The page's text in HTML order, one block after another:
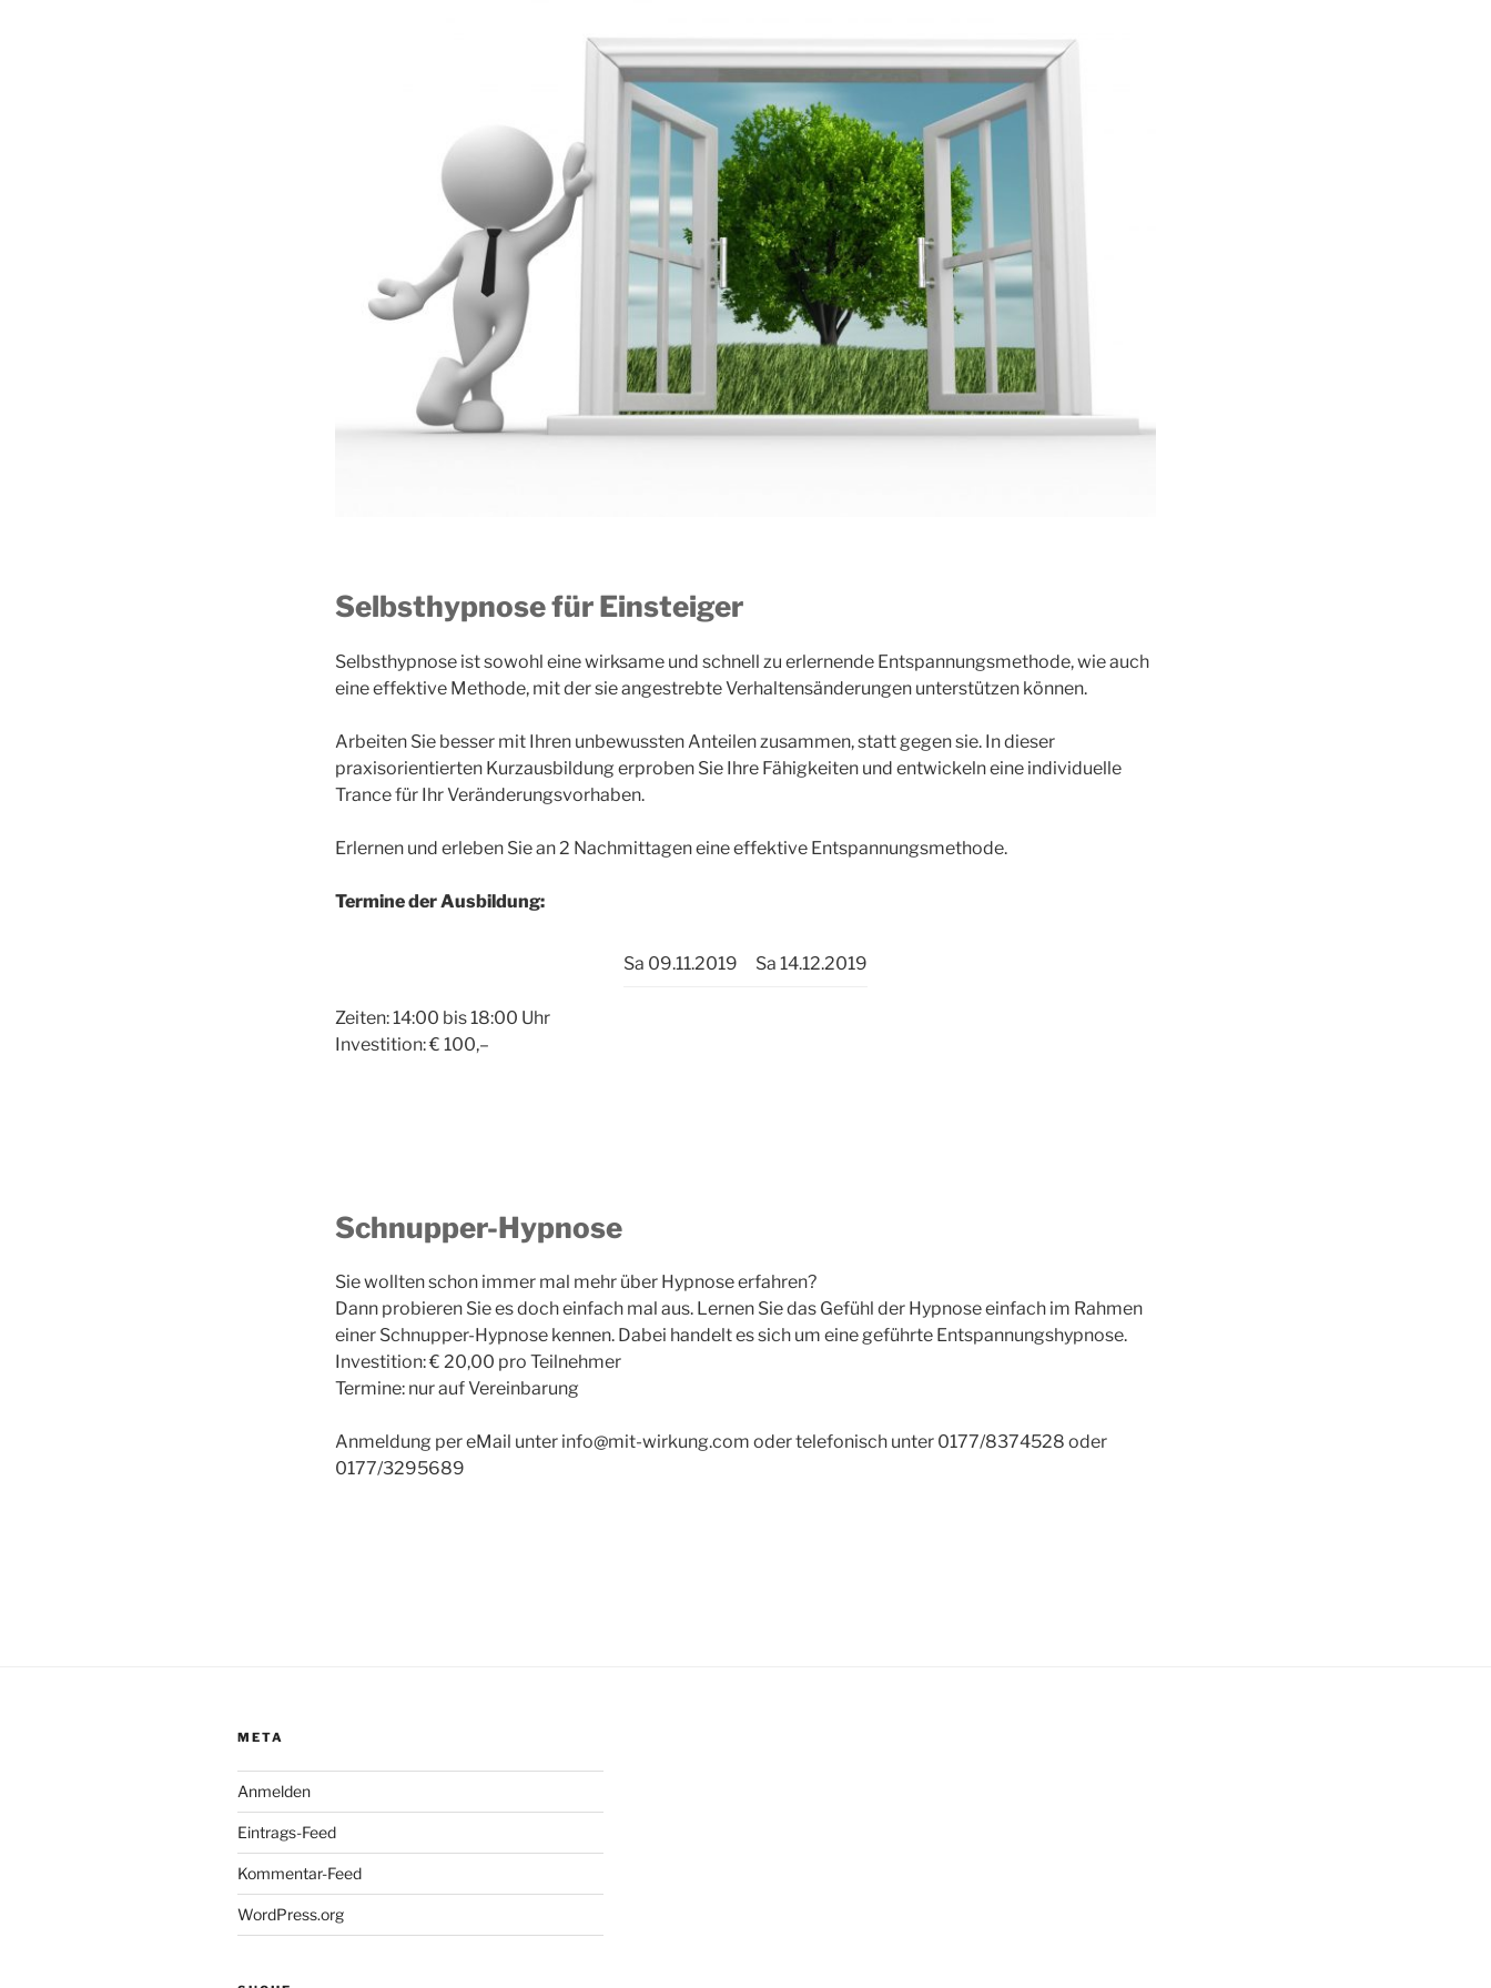
Selbsthypnose für Einsteiger
Selbsthypnose ist sowohl eine wirksame und schnell zu erlernende Entspannungsmethode, wie auch
eine effektive Methode, mit der sie angestrebte Verhaltensänderungen unterstützen können.
Arbeiten Sie besser mit Ihren unbewussten Anteilen zusammen, statt gegen sie. In dieser
praxisorientierten Kurzausbildung erproben Sie Ihre Fähigkeiten und entwickeln eine individuelle
Trance für Ihr Veränderungsvorhaben.
Erlernen und erleben Sie an 2 Nachmittagen eine effektive Entspannungsmethode.
Termine der Ausbildung:
Sa 09.11.2019 Sa 14.12.2019
Zeiten: 14:00 bis 18:00 Uhr
Investition: € 100,–
Schnupper-Hypnose
Sie wollten schon immer mal mehr über Hypnose erfahren?
Dann probieren Sie es doch einfach mal aus. Lernen Sie das Gefühl der Hypnose einfach im Rahmen
einer Schnupper-Hypnose kennen. Dabei handelt es sich um eine geführte Entspannungshypnose.
Investition: € 20,00 pro Teilnehmer
Termine: nur auf Vereinbarung
Anmeldung per eMail unter info@mit-wirkung.com oder telefonisch unter 0177/8374528 oder
0177/3295689
META
Anmelden
Eintrags-Feed
Kommentar-Feed
WordPress.org